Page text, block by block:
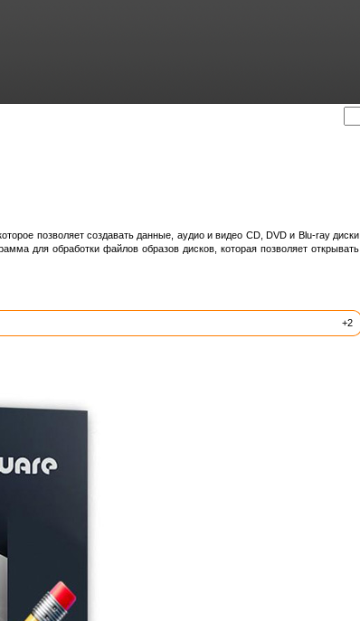
позволяет создавать данные, аудио и видео CD, DVD и Blu-ray диски,
для обработки файлов образов дисков, которая позволяет открывать,
+2